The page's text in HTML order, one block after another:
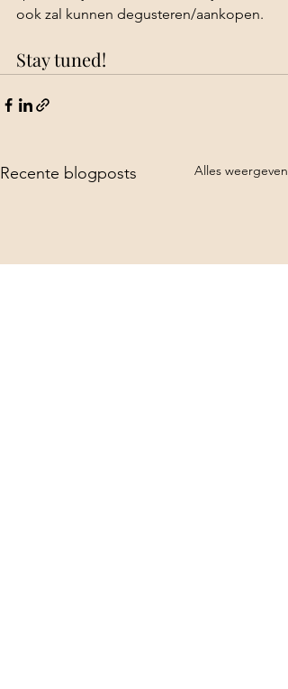
ook zal kunnen degusteren/aankopen.
Stay tuned!
Recente blogposts Alles weergeven